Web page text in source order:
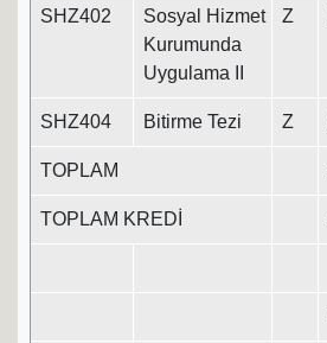
SHZ402
Sosyal Hizmet
Kurumunda
Uygulama II
Z
SHZ404 Bitirme Tezi Z
TOPLAM
TOPLAM KREDİ